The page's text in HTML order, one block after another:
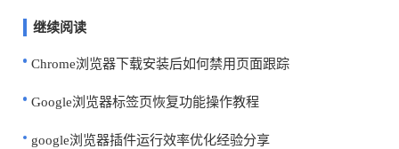
继续阅读
Chrome浏览器下载安装后如何禁用页面跟踪
Google浏览器标签页恢复功能操作教程
google浏览器插件运行效率优化经验分享